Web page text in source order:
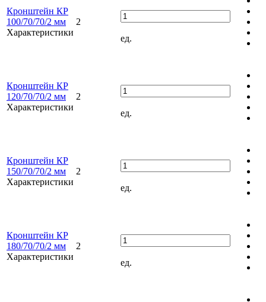
Кронштейн КР
100/70/70/2 мм
Характеристики
2
ед.
Кронштейн КР
120/70/70/2 мм
Характеристики
2
ед.
Кронштейн КР
150/70/70/2 мм
Характеристики
2
ед.
Кронштейн КР
180/70/70/2 мм
Характеристики
2
ед.